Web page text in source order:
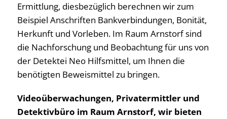
Ermittlung, diesbezüglich berechnen wir zum
Beispiel Anschriften Bankverbindungen, Bonität,
Herkunft und Vorleben. Im Raum Arnstorf sind
die Nachforschung und Beobachtung für uns von
der Detektei Neo Hilfsmittel, um Ihnen die
benötigten Beweismittel zu bringen.
Videoüberwachungen, Privatermittler und
Detektivbüro im Raum Arnstorf, wir bieten